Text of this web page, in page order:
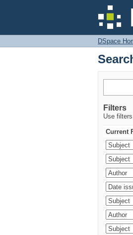
DSpace
Filters
Use
Current